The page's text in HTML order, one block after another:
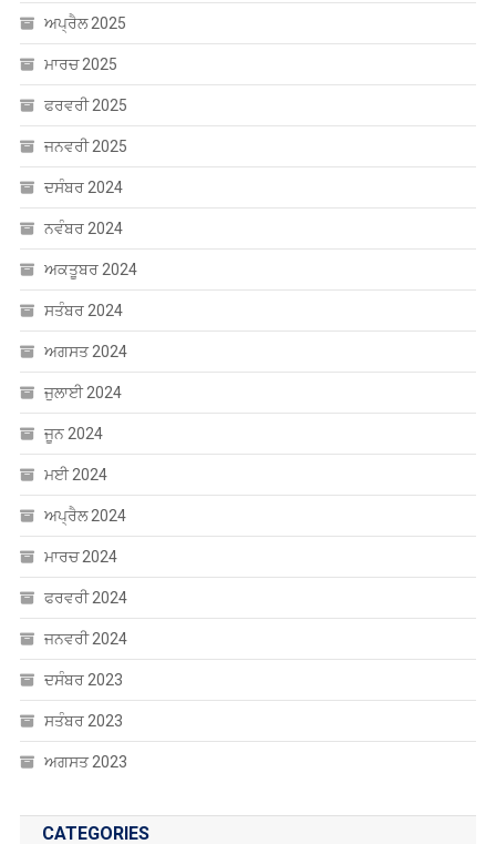
ਅਕਤੂਬਰ 2024
ਸਤੰਬਰ 2024
ਅਗਸਤ 2024
ਜੁਲਾਈ 2024
ਜੂਨ 2024
ਮਈ 2024
ਅਪ੍ਰੈਲ 2024
ਮਾਰਚ 2024
ਫਰਵਰੀ 2024
ਜਨਵਰੀ 2024
ਦਸੰਬਰ 2023
ਸਤੰਬਰ 2023
ਅਗਸਤ 2023
CATEGORIES
Uncategorized
ਐਜੂਕੇਸ਼ਨ
ਸੰਸਾਰ
ਸਾਹਿਤ
ਹੈਲਥ